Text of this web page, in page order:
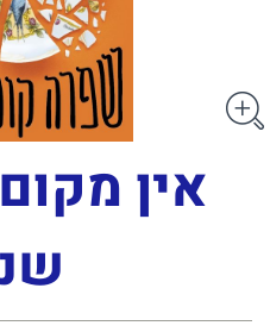
אין